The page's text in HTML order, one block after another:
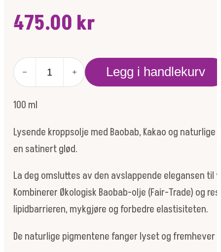
475.00 kr
Sperience
African
Safari
Body
antall
Legg i handlekurv
100 ml
Lysende kroppsolje med Baobab, Kakao og
en satinert glød.
La deg omsluttes av den avslappende elegansen til
Kombinerer Økologisk Baobab-olje (Fair-Trade) og
lipidbarrieren, mykgjøre og forbedre elastisiteten.
De naturlige pigmentene fanger lyset og fremhever